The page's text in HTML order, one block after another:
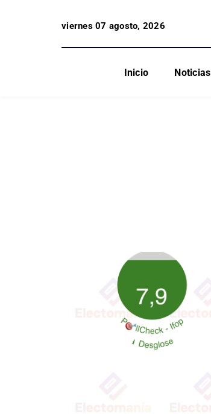
viernes 07 agosto, 2026
Inicio Noticias